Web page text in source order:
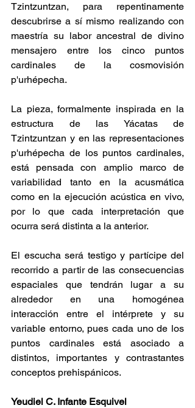
Tzintzuntzan, para repentinamente
descubrirse a sí mismo realizando con
maestría su labor ancestral de divino
mensajero entre los cinco puntos
cardinales de la cosmovisión
p'urhépecha.
La pieza, formalmente inspirada en la
estructura de las Yácatas de
Tzintzuntzan y en las representaciones
p'urhépecha de los puntos cardinales,
está pensada con amplio marco de
variabilidad tanto en la acusmática
como en la ejecución acústica en vivo,
por lo que cada interpretación que
ocurra será distinta a la anterior.
El escucha será testigo y partícipe del
recorrido a partir de las consecuencias
espaciales que tendrán lugar a su
alrededor en una homogénea
interacción entre el intérprete y su
variable entorno, pues cada uno de los
puntos cardinales está asociado a
distintos, importantes y contrastantes
conceptos prehispánicos.
Yeudiel C. Infante Esquivel